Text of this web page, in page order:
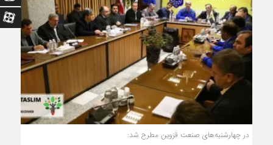
در چهارشنبه‌های صنعت قزوین مطرح شد: